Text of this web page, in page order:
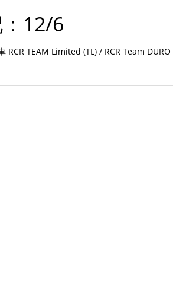
12/6
RCR TEAM Limited (TL) / RCR Team DURO